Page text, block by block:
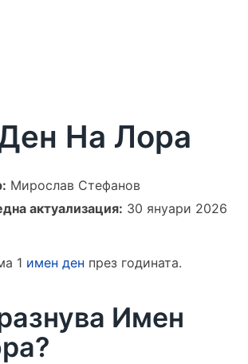
На Лора
Мирослав Стефанов
актуализация: 30 януари 2026
1 имен ден през годината.
Имен